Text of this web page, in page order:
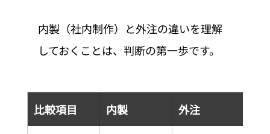
内製（社内制作）と外注の違いを理解
しておくことは、判断の第一歩です。
比較項目 内製 外注